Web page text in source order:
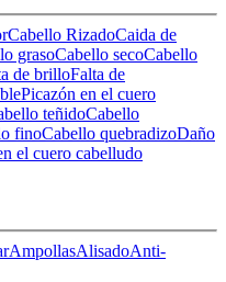
Cabello RizadoCaida de
grasoCabello secoCabello
de brilloFalta de
Picazón en el cuero
teñidoCabello
finoCabello quebradizoDaño
el cuero cabelludo
AmpollasAlisadoAnti-